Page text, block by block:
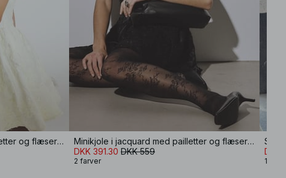
Minikjole i jacquard med pailletter og flæser i siden
Minikjole i jacquard med pailletter og flæser i siden
DKK 391.30 DKK 559
2 farver
DKK
12